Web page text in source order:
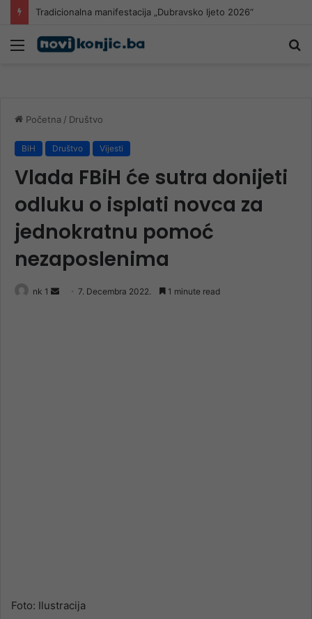
Tradicionalna manifestacija „Dubravsko ljeto 2026“
Meni
Početna / Društvo
BiH Društvo Vijesti
Vlada FBiH će sutra donijeti
odluku o isplati novca za
jednokratnu pomoć
nezaposlenima
nk 1
Send7. Decembra 2022. 1 minute read
Foto: Ilustracija